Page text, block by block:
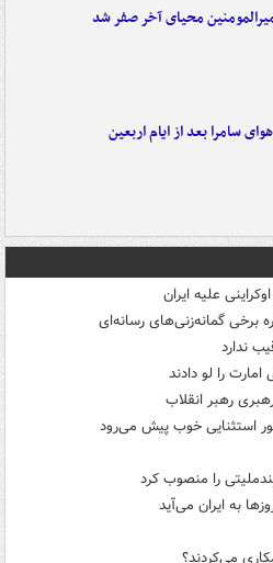
محیای آخر صفر شد
سامرا بعد از ایام اربعین
علیه ایران
برخی گمانه‌زنی‌های رسانه‌ای
ندارد
را لو دادند
استثنایی خوب پیش می‌رود
را منصوب کرد
به ایران می‌آید
می‌کردند؟